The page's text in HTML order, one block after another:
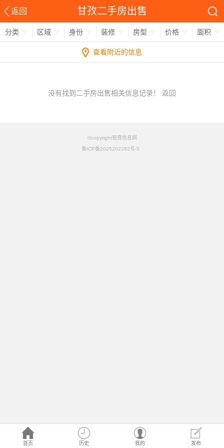
返回 甘孜二手房出售
首页 历史 我的 发布
分类 区域 身份 装修 房型 价格 面积
查看附近的信息
没有找到二手房出售相关信息记录！ 返回
©copyright铭竟信息网
鲁ICP备2025202282号-5